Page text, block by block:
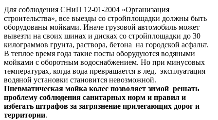
Для соблюдения СНиП 12-01-2004 «Организация
строительства», все выезды со стройплощадки должны быть
оборудованы мойками. Иначе грузовой автомобиль может
вывезти на своих шинах и дисках со стройплощадки до 30
килограммов грунта, раствора, бетона на городской асфальт.
В теплое время года такие посты оборудуются водяными
мойками с оборотным водоснабжением. Но при минусовых
температурах, когда вода превращается в лед, эксплуатация
водяной установки становится невозможной.
Пневматическая мойка колес позволяет зимой решать
проблему соблюдения санитарных норм и правил и
избегать штрафов за загрязнение прилегающих дорог и
территории.